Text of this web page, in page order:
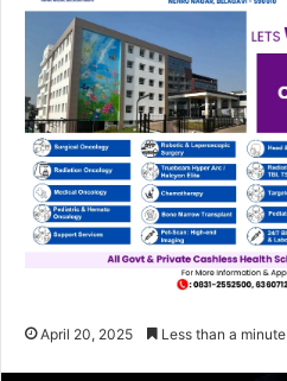
April 20, 2025 Less than a minute